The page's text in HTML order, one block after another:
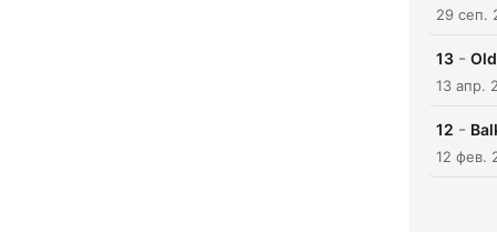
29 сеп.
13 -
13 апр.
12 -
12 фев.